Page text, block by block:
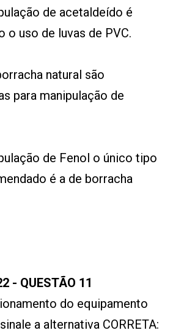
de acetaldeído é
o uso de luvas de PVC.
natural são
para manipulação de
de Fenol o único tipo
é a de borracha
- QUESTÃO 11
do equipamento
a alternativa CORRETA: